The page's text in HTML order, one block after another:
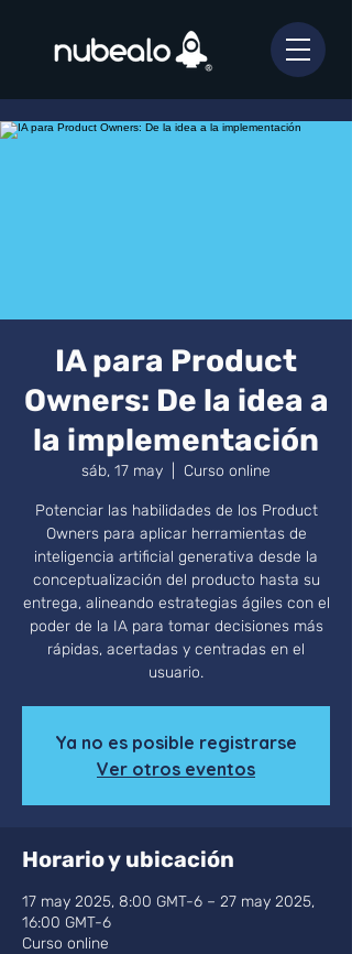
IA para Product
Owners: De la idea a
la implementación
sáb, 17 may Curso online
Potenciar las habilidades de los Product
Owners para aplicar herramientas de
inteligencia artificial generativa desde la
conceptualización del producto hasta su
entrega, alineando estrategias ágiles con el
poder de la IA para tomar decisiones más
rápidas, acertadas y centradas en el
usuario.
Ya no es posible registrarse
Ver otros eventos
Horario y ubicación
17 may 2025, 8:00 GMT-6 – 27 may 2025,
16:00 GMT-6
Curso online